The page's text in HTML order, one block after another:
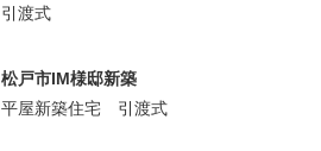
引渡式
松戸市IM様邸新築
平屋新築住宅 引渡式